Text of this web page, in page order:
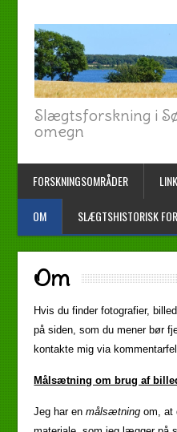
Slægtsforskning i
omegn
FORSKNINGSOMRÅDER
OM SLÆGTSHISTORISK
Om
Hvis du finder fotografier,
på siden, som du mener bør
kontakte mig via
Målsætning om brug af
Jeg har enmålsætning om, at